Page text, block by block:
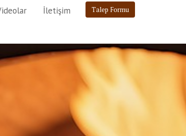
Talep Formu
İletişim